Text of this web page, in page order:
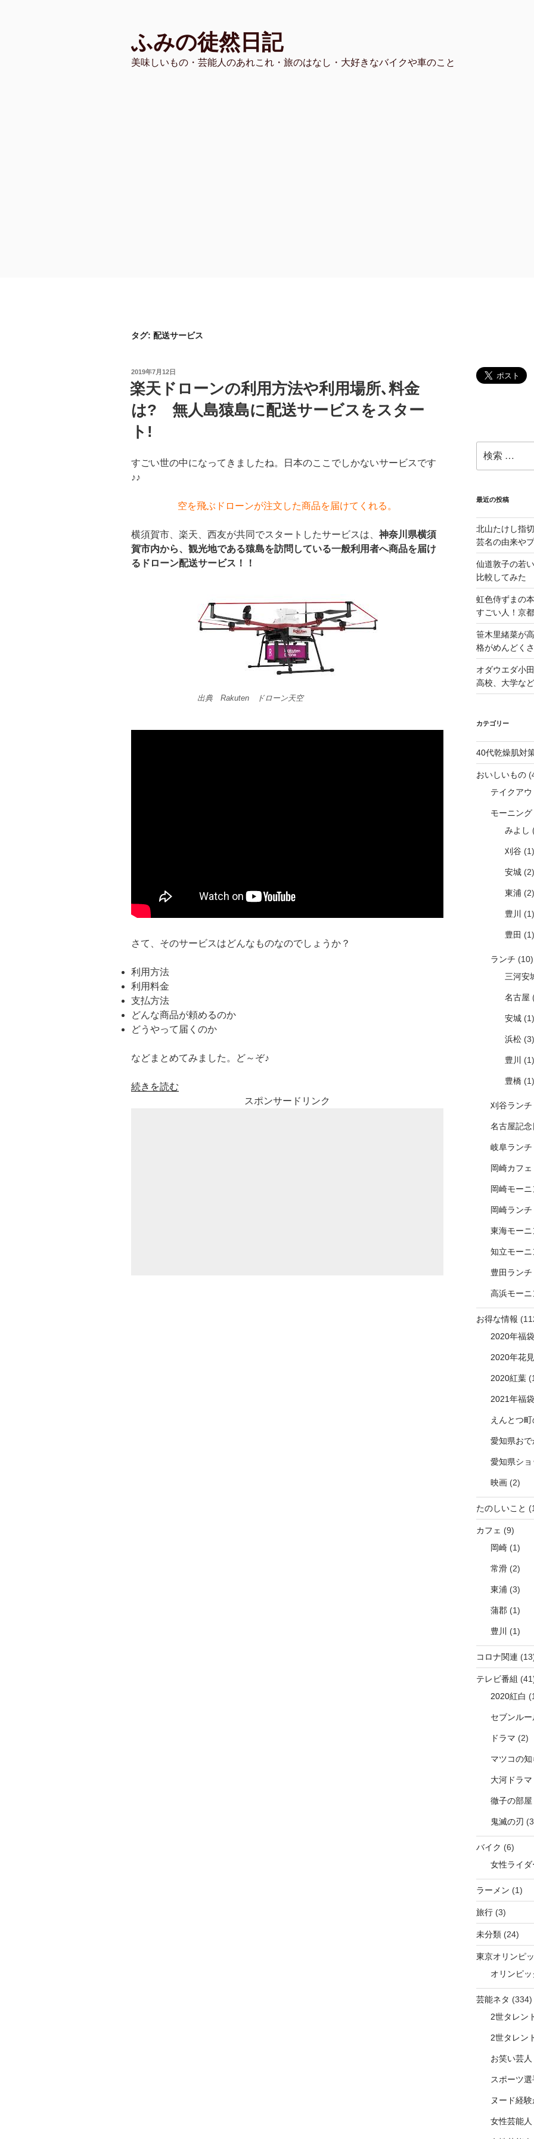
ふみの徒然日記
美味しいもの・芸能人のあれこれ・旅のはなし・大好きなバイクや車のこと
タグ: 配送サービス
投
稿
日:
2019年7月12日
楽天ドローンの利用方法や利用場所､料金
は? 無人島猿島に配送サービスをスター
ト!
すごい世の中になってきましたね。日本のここでしかないサービスです
♪♪
空を飛ぶドローンが注文した商品を届けてくれる。
横須賀市、楽天、西友が共同でスタートしたサービスは、 神奈川県横須
賀市内から、観光地である猿島を訪問している一般利用者へ商品を届け
るドローン配送サービス！！
出典 Rakuten ドローン天空
さて、そのサービスはどんなものなのでしょうか？
利用方法
利用料金
支払方法
どんな商品が頼めるのか
どうやって届くのか
などまとめてみました。ど～ぞ♪
“楽
続きを読む
スポンサードリンク
索:
最近の投稿
北山たけし指
芸名の由来や
仙道敦子の若
比較してみた
虹色侍ずまの
すごい人！京
笹木里緒菜が
格がめんどく
オダウエダ小
高校、大学な
カテゴリー
40代乾燥肌対
おいしいもの
テイクアウ
モーニング
みよし
刈谷(1)
安城(2)
東浦 (2)
豊川 (1)
豊田 (1)
ランチ (10)
三河安
名古屋
安城(1)
浜松(3)
豊川 (1)
豊橋(1)
刈谷ランチ
名古屋記
岐阜ランチ
岡崎カフェ
岡崎モー
岡崎ランチ
東海モーニ
知立モーニ
豊田ランチ
高浜モーニ
お得な情報
2020年福袋
2020年花見
2020紅葉
2021年福袋
えんとつ
愛知県おで
愛知県シ
映画(2)
たのしいこと
カフェ (9)
岡崎(1)
常滑(2)
東浦 (3)
蒲郡(1)
豊川 (1)
コロナ関連
テレビ番組
2020紅白
セブンルー
ドラマ (2)
マツコの
大河ドラマ
徹子の部屋
鬼滅の刃
バイク (6)
女性ライダ
ラーメン (1)
旅行(3)
未分類(24)
東京オリンピ
オリンピ
芸能ネタ (334)
2世タレン
2世タレン
お笑い芸人
スポーツ選
ヌード経
女性芸能人